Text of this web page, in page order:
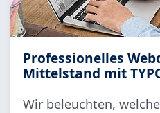
Professionelles
Mittelstand mit
Wir beleuchten,